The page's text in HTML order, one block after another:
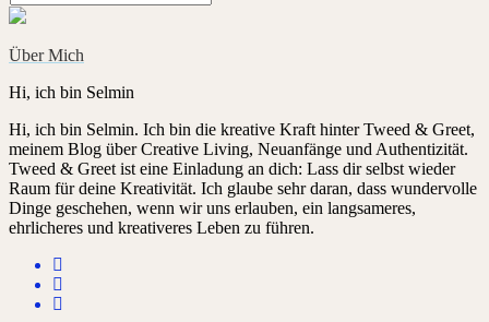
Über Mich
Hi, ich bin Selmin
Hi, ich bin Selmin. Ich bin die kreative Kraft hinter Tweed & Greet,
meinem Blog über Creative Living, Neuanfänge und Authentizität.
Tweed & Greet ist eine Einladung an dich: Lass dir selbst wieder
Raum für deine Kreativität. Ich glaube sehr daran, dass wundervolle
Dinge geschehen, wenn wir uns erlauben, ein langsameres,
ehrlicheres und kreativeres Leben zu führen.